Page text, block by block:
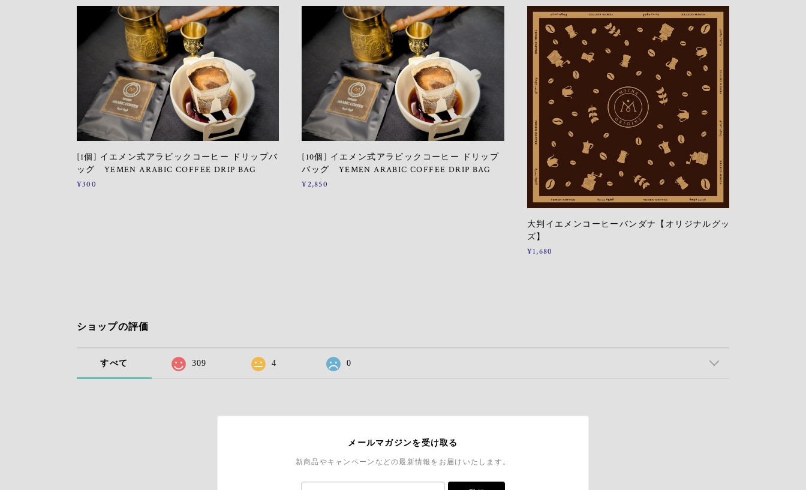
[1個] イエメン式アラビックコーヒー ドリップバ
ッグ YEMEN ARABIC COFFEE DRIP BAG
¥300
[10個] イエメン式アラビックコーヒー ドリップ
バッグ YEMEN ARABIC COFFEE DRIP BAG
¥2,850
大判イエメンコーヒーバンダナ【オリジナルグッ
ズ】
¥1,680
ショップの評価
すべて 309 4 0
メールマガジンを受け取る
新商品やキャンペーンなどの最新情報をお届けいたします。